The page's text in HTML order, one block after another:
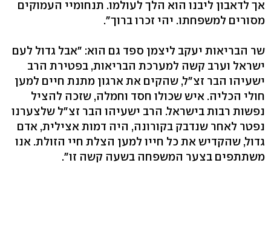
אך לדאבון ליבנו הוא הלך לעולמו. תנחומיי העמוקים
מסורים למשפחתו. יהי זכרו ברוך".
שר הבריאות יעקב ליצמן ספד גם הוא: "אבל גדול לעם
ישראל וערב קשה למערכת הבריאות, בפטירת הרב
ישעיהו הבר זצ"ל, שהקים את ארגון מתנת חיים למען
חולי הכליה. איש שכולו חסד וחמלה, שזכה להציל
נפשות רבות בישראל. הרב ישעיהו הבר זצ"ל שלצערנו
נפטר לאחר שנדבק בקורונה, היה דמות אצילית, אדם
גדול, שהקדיש את כל חייו למען הצלת חיי הזולת. אנו
משתתפים בצער המשפחה בשעה קשה זו".